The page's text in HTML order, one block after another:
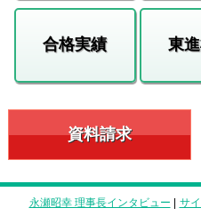
合格実績 東
資料請求
永瀬昭幸 理事長インタビュー | サ